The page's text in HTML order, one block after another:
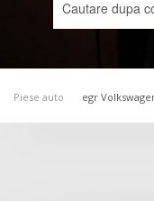
Piese auto egr